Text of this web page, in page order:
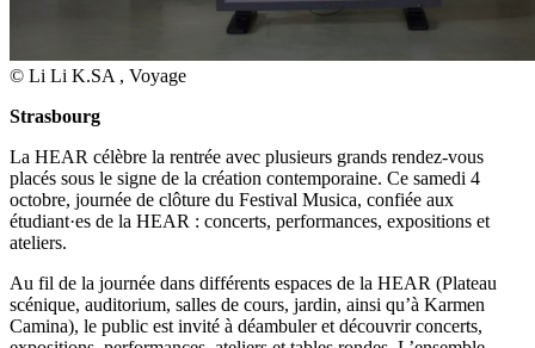
© Li Li K.SA , Voyage
Strasbourg
La HEAR célèbre la rentrée avec plusieurs grands rendez-vous
placés sous le signe de la création contemporaine. Ce samedi 4
octobre, journée de clôture du Festival Musica, confiée aux
étudiant·es de la HEAR : concerts, performances, expositions et
ateliers.
Au fil de la journée dans différents espaces de la HEAR (Plateau
scénique, auditorium, salles de cours, jardin, ainsi qu’à Karmen
Camina), le public est invité à déambuler et découvrir concerts,